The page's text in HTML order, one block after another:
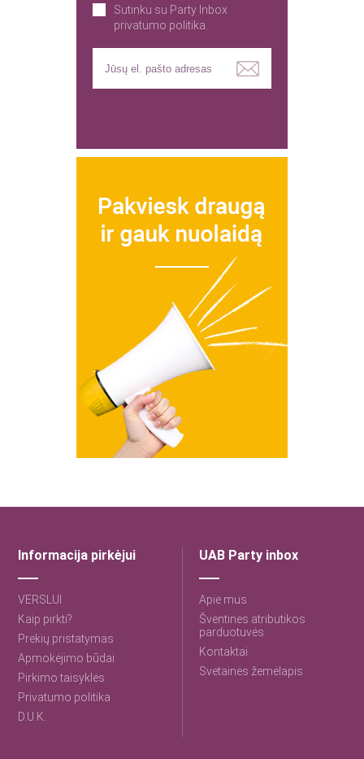
Sutinku su Party Inbox
privatumo politika.
Informacija pirkėjui
VERSLUI
Kaip pirkti?
Prekių pristatymas
Apmokėjimo būdai
Pirkimo taisyklės
Privatumo politika
D.U.K.
UAB Party inbox
Apie mus
Šventinės atributikos
parduotuvės
Kontaktai
Svetainės žemėlapis